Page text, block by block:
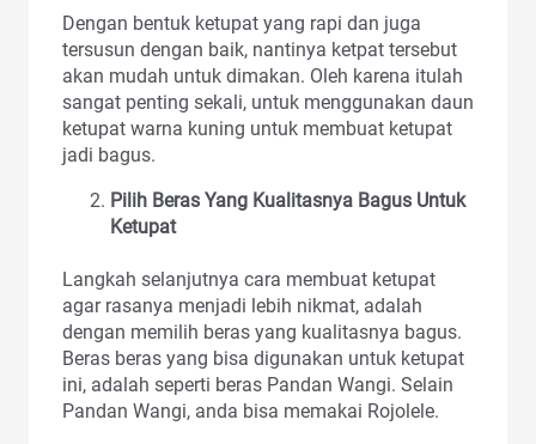
Dengan bentuk ketupat yang rapi dan juga
tersusun dengan baik, nantinya ketpat tersebut
akan mudah untuk dimakan. Oleh karena itulah
sangat penting sekali, untuk menggunakan daun
ketupat warna kuning untuk membuat ketupat
jadi bagus.
Pilih Beras Yang Kualitasnya Bagus Untuk
Ketupat
Langkah selanjutnya cara membuat ketupat
agar rasanya menjadi lebih nikmat, adalah
dengan memilih beras yang kualitasnya bagus.
Beras beras yang bisa digunakan untuk ketupat
ini, adalah seperti beras Pandan Wangi. Selain
Pandan Wangi, anda bisa memakai Rojolele.